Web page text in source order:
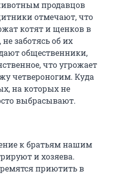
продавцов
отмечают, что
котят и щенков в
заботясь об их
общественники,
что угрожает
четвероногим. Куда
на которых не
выбрасывают.
к братьям нашим
и хозяева.
приютить в